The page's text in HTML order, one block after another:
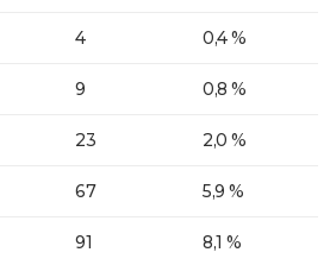
4 0,4 %
9 0,8 %
23 2,0 %
67 5,9 %
91 8,1 %